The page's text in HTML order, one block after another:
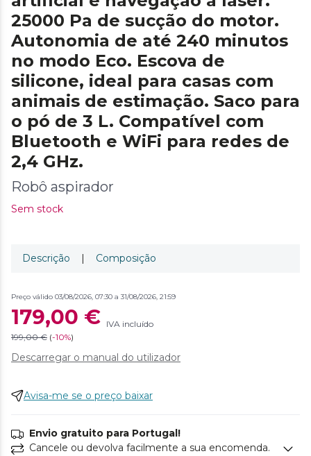
25000 Pa de sucção do motor.
Autonomia de até 240 minutos
no modo Eco. Escova de
silicone, ideal para casas com
animais de estimação. Saco para
o pó de 3 L. Compatível com
Bluetooth e WiFi para redes de
2,4 GHz.
Robô aspirador
Sem stock
Descrição | Composição
Preço válido 03/08/2026, 07:30 a 31/08/2026, 21:59
179,00 € IVA incluído
199,00 € (-10%)
Descarregar o manual do utilizador
Avisa-me se o preço baixar
Envio gratuito para Portugal!
Cancele ou devolva facilmente a sua encomenda.